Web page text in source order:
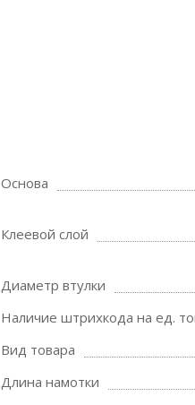
Основа
Клеевой слой
Диаметр втулки
Наличие штрихкода на ед.
Вид товара
Длина намотки